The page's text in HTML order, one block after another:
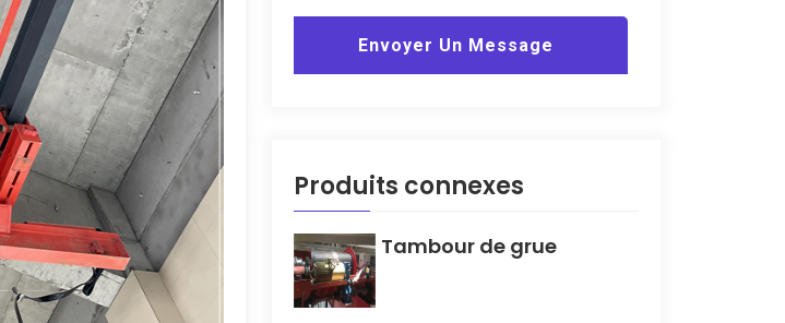
Envoyer Un Message
Produits connexes
Tambour de grue